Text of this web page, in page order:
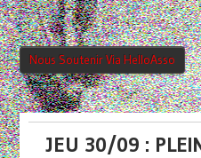
Nous Soutenir Via HelloAsso
JEU 30/09 :